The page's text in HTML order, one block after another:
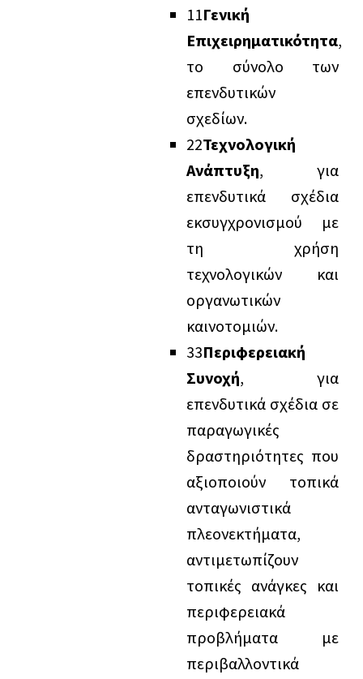
11Γενική
Επιχειρηματικότητα,
το σύνολο των
επενδυτικών
σχεδίων.
22Τεχνολογική
Ανάπτυξη, για
επενδυτικά σχέδια
εκσυγχρονισμού με
τη χρήση
τεχνολογικών και
οργανωτικών
καινοτομιών.
33Περιφερειακή
Συνοχή, για
επενδυτικά σχέδια σε
παραγωγικές
δραστηριότητες που
αξιοποιούν τοπικά
ανταγωνιστικά
πλεονεκτήματα,
αντιμετωπίζουν
τοπικές ανάγκες και
περιφερειακά
προβλήματα με
περιβαλλοντικά